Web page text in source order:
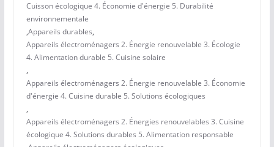
Cuisson écologique 4. Économie d'énergie 5. Durabilité
environnementale
,Appareils durables,
Appareils électroménagers 2. Énergie renouvelable 3. Écologie
4. Alimentation durable 5. Cuisine solaire
,
Appareils électroménagers 2. Énergie renouvelable 3. Économie
d'énergie 4. Cuisine durable 5. Solutions écologiques
,
Appareils électroménagers 2. Énergies renouvelables 3. Cuisine
écologique 4. Solutions durables 5. Alimentation responsable